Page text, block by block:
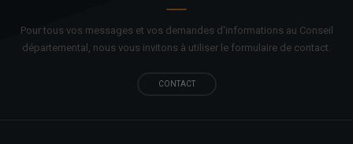
Pour tous vos messages et vos demandes d'informations au Conseil
départemental, nous vous invitons à utiliser le formulaire de contact.
CONTACT